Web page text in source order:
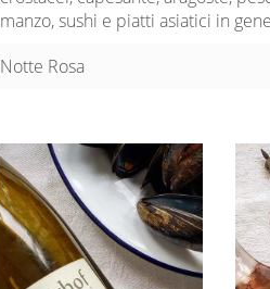
manzo, sushi e piatti asiatici in
Notte Rosa